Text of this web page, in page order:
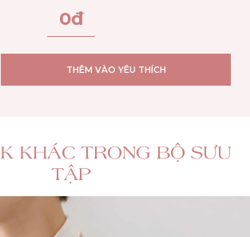
0đ
THÊM VÀO YÊU THÍCH
KHÁC TRONG BỘ SƯU
TẬP